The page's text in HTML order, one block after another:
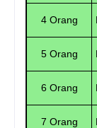
4 Orang
5 Orang
6 Orang
7 Orang